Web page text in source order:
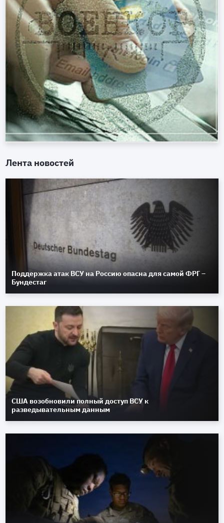
Лента новостей
Поддержка атак ВСУ на Россию опасна для самой ФРГ –
Бундестаг
США возобновили полный доступ ВСУ к
разведывательным данным